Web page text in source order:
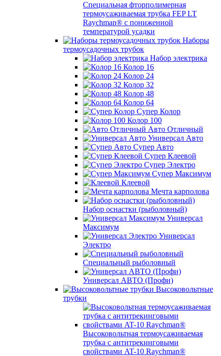
Специальная фторполимерная
термоусаживаемая трубка FEP LT
Raychman® с пониженной
температурой усадки
Наборы
термоусадочных трубок
Набор электрика
Колор 16
Колор 24
Колор 32
Колор 48
Колор 64
Супер Колор
Колор 100
Авто Отличный
Универсал Авто
Супер Авто
Супер Клеевой
Супер Электро
Супер Максимум
Клеевой
Мечта карполова
Набор оснастки (рыболовный)
Универсал
Максимум
Универсал
Электро
Специальный рыболовный
Универсал АВТО (Профи)
Высоковольтные
трубки
Высоковольтная термоусаживаемая
трубка с антитрекинговыми
свойствами AT-10 Raychman®